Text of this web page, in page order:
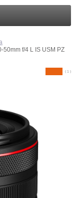
50mm f/4 L IS USM PZ
( 1 )